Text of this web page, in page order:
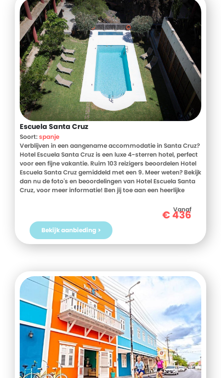
Escuela Santa Cruz
Soort:spanje
Verblijven in een aangename accommodatie in Santa Cruz?
Hotel Escuela Santa Cruz is een luxe 4-sterren hotel, perfect
voor een fijne vakantie. Ruim 103 reizigers beoordelen Hotel
Escuela Santa Cruz gemiddeld met een 9. Meer weten? Bekijk
dan nu de foto's en beoordelingen van Hotel Escuela Santa
Cruz, voor meer informatie! Ben jij toe aan een heerlijke
Vanaf
€436
Bekijk aanbieding >